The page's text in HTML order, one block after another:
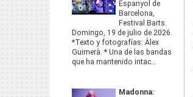
Espanyol de
Barcelona,
Festival Barts.
Domingo, 19 de julio de 2026.
*Texto y fotografías: Àlex
Guimerà. * Una de las bandas
que ha mantenido intac...
Madonna: